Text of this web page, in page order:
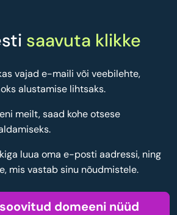
saavuta klikke
vajad e-maili või veebilehte,
alustamise lihtsaks.
meilt, saad kohe otsese
luua oma e-posti aadressi, ning
mis vastab sinu nõudmistele.
domeeni nüüd